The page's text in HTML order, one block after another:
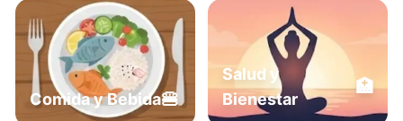
Comida y Bebida🍔
Salud y
Bienestar
🏥